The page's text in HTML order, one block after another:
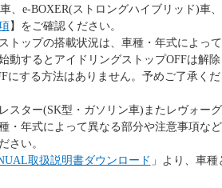
、e-BOXER(ストロングハイブリッド)車
】をご確認ください。
トップの搭載状況は、車種・年式によって
動するとアイドリングストップOFFは解
にする方法はありません。予めご了承くだ
スター(SK型・ガソリン車)またレヴォー
・年式によって異なる部分や注意事項な
さい。
取扱説明書ダウンロード 」より、車